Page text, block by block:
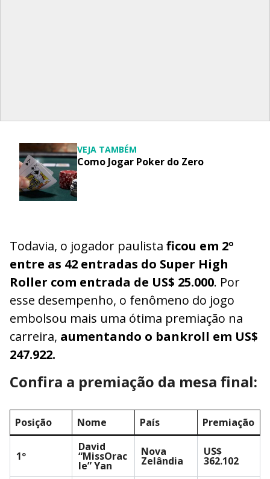
VEJA TAMBÉM
Como Jogar Poker do Zero
Todavia, o jogador paulista ficou em 2º
entre as 42 entradas do Super High
Roller com entrada de US$ 25.000. Por
esse desempenho, o fenômeno do jogo
embolsou mais uma ótima premiação na
carreira, aumentando o bankroll em US$
247.922.
Confira a premiação da mesa final:
Posição Nome País Premiação
1º
David
“MissOrac
le” Yan
Nova
Zelândia
US$
362.102